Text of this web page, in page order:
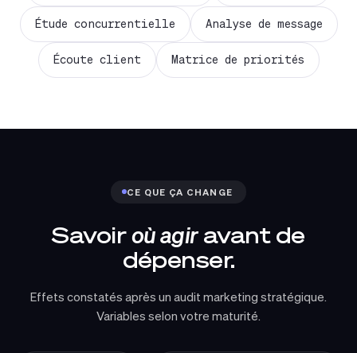
Étude concurrentielle Analyse de message
Écoute client Matrice de priorités
CE QUE ÇA CHANGE
Savoiroù agiravant de
dépenser.
Effets constatés après un audit marketing stratégique.
Variables selon votre maturité.